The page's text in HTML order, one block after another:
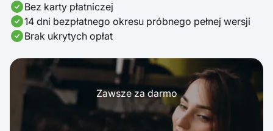
Bez karty płatniczej
14 dni bezpłatnego okresu próbnego pełnej wersji
Brak ukrytych opłat
Zawsze za darmo